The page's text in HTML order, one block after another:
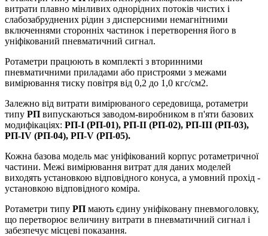
витрати плавно мінливих однорідних потоків чистих і
слабозабруднених рідин з дисперсними немагнітними
включеннями сторонніх частинок і перетворення його в
уніфікований пневматичний сигнал.
Ротаметри працюють в комплекті з вторинними
пневматичними приладами або пристроями з межами
вимірювання тиску повітря від 0,2 до 1,0 кгс/см2.
Залежно від витрати вимірюваного середовища, ротаметри
типу РП випускаються заводом-виробником в п'яти базових
модифікаціях: РП-I (РП-01), РП-II (РП-02), РП-III (РП-03),
РП-IV (РП-04), РП-V (РП-05).
Кожна базова модель має уніфікований корпус ротаметричної
частини. Межі вимірювання витрат для даних моделей
виходять установкою відповідного конуса, а умовний прохід -
установкою відповідного коміра.
Ротаметри типу РП мають єдину уніфіковану пневмоголовку,
що перетворює величину витрати в пневматичний сигнал і
забезпечує місцеві показання.